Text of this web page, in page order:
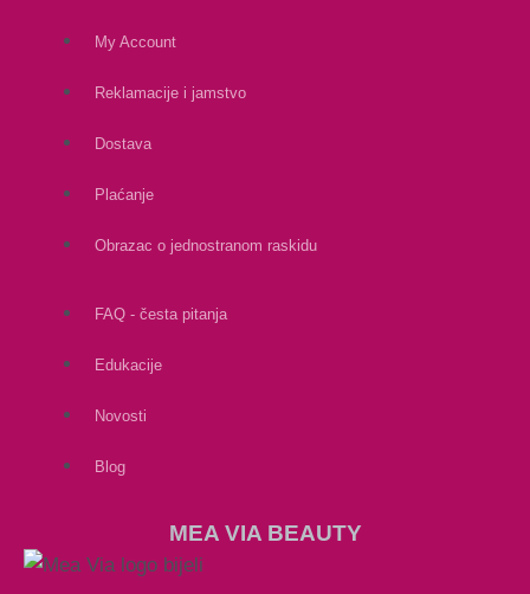
My Account
Reklamacije i jamstvo
Dostava
Plaćanje
Obrazac o jednostranom raskidu
FAQ - česta pitanja
Edukacije
Novosti
Blog
MEA VIA BEAUTY